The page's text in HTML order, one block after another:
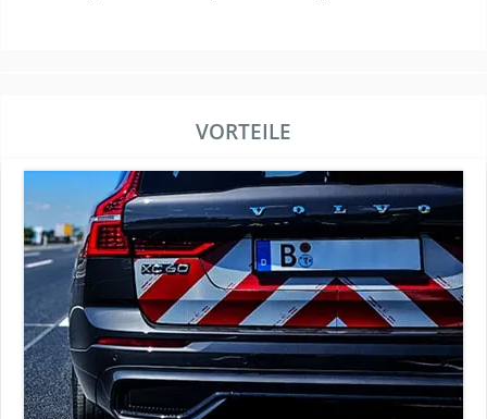
VORTEILE